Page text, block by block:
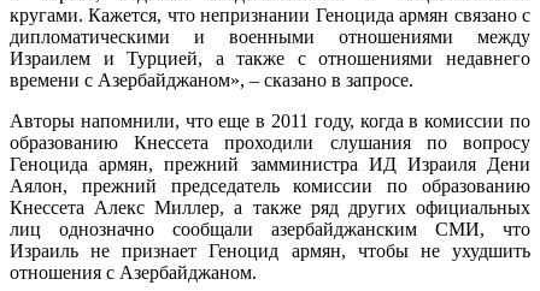
кругами. Кажется, что непризнании Геноцида армян связано с
дипломатическими и военными отношениями между
Израилем и Турцией, а также с отношениями недавнего
времени с Азербайджаном», – сказано в запросе.
Авторы напомнили, что еще в 2011 году, когда в комиссии по
образованию Кнессета проходили слушания по вопросу
Геноцида армян, прежний замминистра ИД Израиля Дени
Аялон, прежний председатель комиссии по образованию
Кнессета Алекс Миллер, а также ряд других официальных
лиц однозначно сообщали азербайджанским СМИ, что
Израиль не признает Геноцид армян, чтобы не ухудшить
отношения с Азербайджаном.